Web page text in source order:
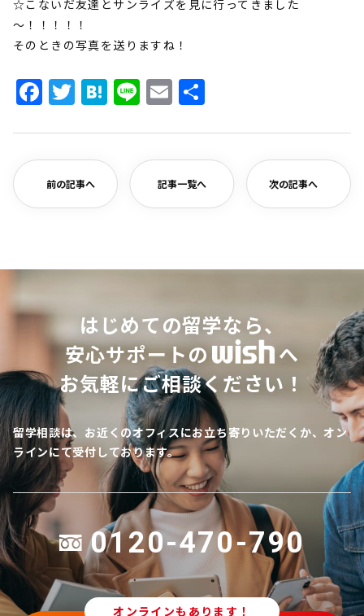
☆こないだ友達とサンライズを見に行ってきました
～！！！！！
そのときの写真を送りますね！
Facebook
Twitter
Hatena
LineEmail
前の記事へ 記事一覧へ 次の記事へ
はじめての留学なら、
安心サポートの
へ
お気軽にご相談ください！
留学相談は、お近くのオフィスにお立ち寄りいただくか、オン
ラインにて受付しております。
0120-470-790
オンラインもあります！